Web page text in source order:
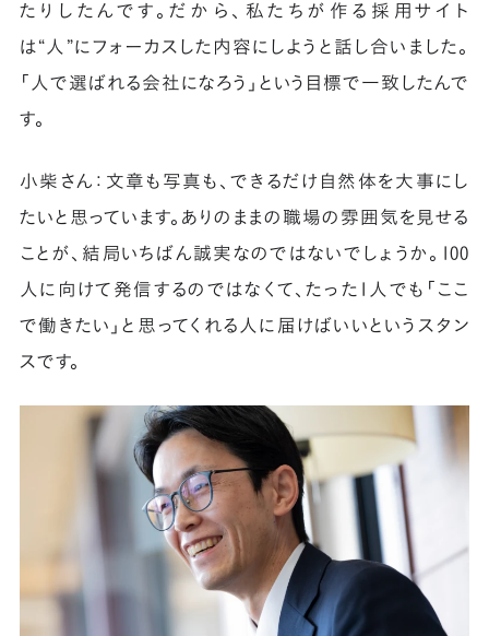
たりしたんです。だから、私たちが作る採用サイト
は“人”にフォーカスした内容にしようと話し合いました。
「人で選ばれる会社になろう」という目標で一致したんで
す。
小柴さん：文章も写真も、できるだけ自然体を大事にし
たいと思っています。ありのままの職場の雰囲気を見せる
ことが、結局いちばん誠実なのではないでしょうか。100
人に向けて発信するのではなくて、たった1人でも「ここ
で働きたい」と思ってくれる人に届けばいいというスタン
スです。